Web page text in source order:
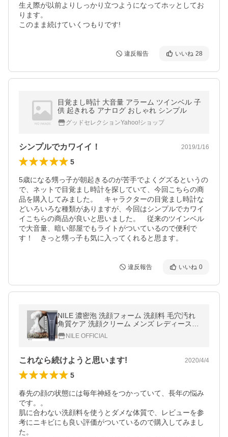
生え際が以前よりしっかり立つようになってホッとしてお
ります。
このまま続けていくつもりです!
違反報告 いいね 28
目覚まし時計 大音量 アラーム ツインベル 子
供 起きれる アナログ おしゃれ シンプル
グッドセレクションYahoo!ショップ
シンプルでカワイイ！ 2019/1/16
5
5歳になる甥っ子が朝起きるのが苦手でよくグズるというの
で、ネットで目覚まし時計を探していて、今回こちらの商
品を購入してみました。　キャラクターの目覚まし時計な
どいろいろな種類がありますが、今回はシンプルでカワイ
イこちらの商品が良いと思いました。　従来のツインベル
で大音量、暗い部屋でもライトがついているので便利で
す！　きっと甥っ子も気に入ってくれると思ます。
違反報告 いいね 0
NILE 濃密泡 洗顔フォーム 洗顔料 毛穴汚れ
角質ケア 洗顔クリーム メンズ レディース15
0g 爆買
NILE OFFICIAL
これなら続けようと思います! 2020/4/4
5
春先の顔の状態には毎年神経をつかっていて、長年の悩み
です。。
肌に合わない洗顔料を使うとダメな体質で、レビューを参
考にニキビにも良い評価がついているので購入してみまし
た。